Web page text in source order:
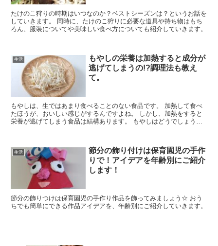
たけのこ狩りの時期はいつなのか？ベストシーズンは？というお話を
していきます。 同時に、たけのこ狩りに必要な道具や持ち物はもち
ろん、服装についてや美味しい食べ方についても紹介していきます。
生活
もやしの栄養は加熱すると成分が
逃げてしまうの!?調理法も教え
て。
もやしは、生ではあまり食べることのない食品です。 加熱して食べ
たほうが、おいしい感じがするんですよね。 しかし、加熱をすると
栄養が逃げてしまう食品は結構あります。 もやしはどうでしょう
る上手な調理方法についても紹介していきます。
生活
節分の飾り付けは保育園児の手作
りで！アイデアを年齢別にご紹介
します！
節分の飾りつけは保育園児の手作り作品を飾ってみましょう☆ おう
ちでも簡単にできる作品アイデアを、年齢別にご紹介していきます。